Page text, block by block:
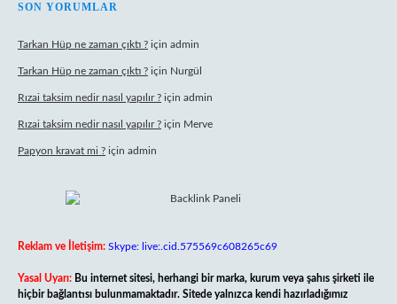
SON YORUMLAR
Tarkan Hüp ne zaman çıktı ? için admin
Tarkan Hüp ne zaman çıktı ? için Nurgül
Rızai taksim nedir nasıl yapılır ? için admin
Rızai taksim nedir nasıl yapılır ? için Merve
Papyon kravat mi ? için admin
Reklam ve İletişim: Skype: live:.cid.575569c608265c69
Yasal Uyarı: Bu internet sitesi, herhangi bir marka, kurum veya şahıs şirketi ile
hiçbir bağlantısı bulunmamaktadır. Sitede yalnızca kendi hazırladığımız